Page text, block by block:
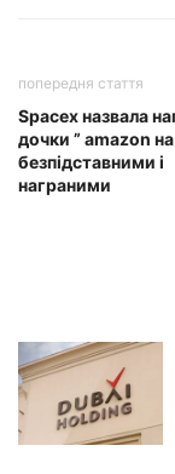
попередня стаття
Spacex назвала
дочки ” amazon
безпідставними і
награними